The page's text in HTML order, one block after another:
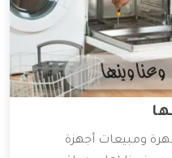
شهرة ومبيعات أجهزة